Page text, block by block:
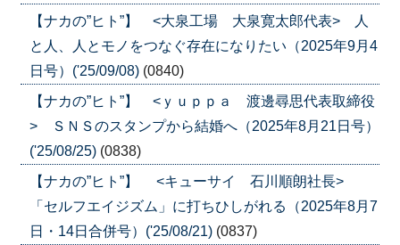
【ナカの”ヒト”】 <大泉工場 大泉寛太郎代表> 人
と人、人とモノをつなぐ存在になりたい（2025年9月4
日号）('25/09/08) (0840)
【ナカの”ヒト”】 <ｙｕｐｐａ 渡邊尋思代表取締役
> ＳＮＳのスタンプから結婚へ（2025年8月21日号）
('25/08/25) (0838)
【ナカの”ヒト”】 <キューサイ 石川順朗社長>
「セルフエイジズム」に打ちひしがれる（2025年8月7
日・14日合併号）('25/08/21) (0837)